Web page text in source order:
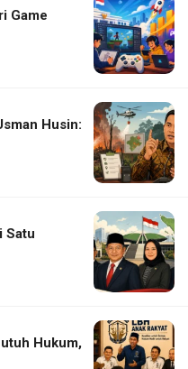
Game
Husin:
Satu
Hukum,